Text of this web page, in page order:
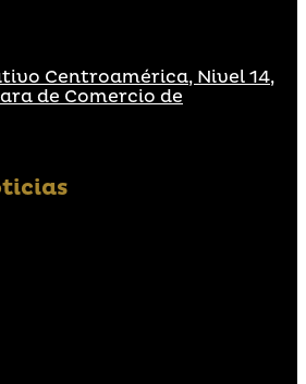
Centroamérica, Nivel 14,
de Comercio de